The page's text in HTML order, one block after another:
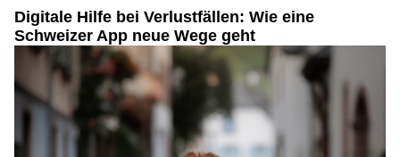
Digitale Hilfe bei Verlustfällen: Wie eine
Schweizer App neue Wege geht